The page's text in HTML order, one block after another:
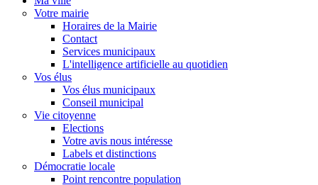
Votre mairie
Horaires de la Mairie
Contact
Services municipaux
L'intelligence artificielle au quotidien
Vos élus
Vos élus municipaux
Conseil municipal
Vie citoyenne
Elections
Votre avis nous intéresse
Labels et distinctions
Démocratie locale
Point rencontre population